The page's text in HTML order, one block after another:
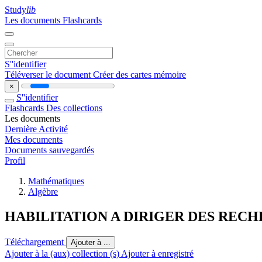
Studylib
Les documents Flashcards
S''identifier
Téléverser le document Créer des cartes mémoire
×
S''identifier
Flashcards Des collections
Les documents
Dernière Activité
Mes documents
Documents sauvegardés
Profil
Mathématiques
Algèbre
HABILITATION A DIRIGER DES
Téléchargement Ajouter à ...
Ajouter à la (aux) collection (s) Ajouter à enregistré